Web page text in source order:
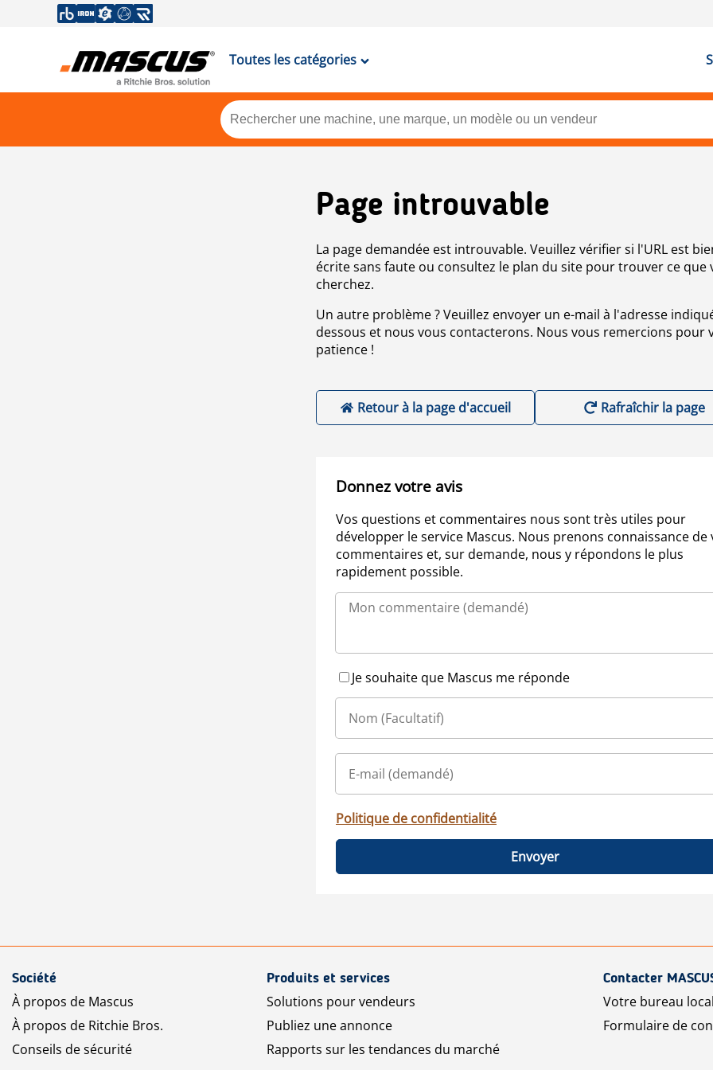
Toutes les catégories
Page introuvable
La page demandée est introuvable. Veuillez vérifier si l'URL est
écrite sans faute ou consultez le plan du site pour trouver ce que
cherchez.
Un autre problème ? Veuillez envoyer un e-mail à l'adresse
dessous et nous vous contacterons. Nous vous remercions pour
patience !
Retour à la page d'accueil Rafraîchir la page
Donnez votre avis
Vos questions et commentaires nous sont très utiles pour
développer le service Mascus. Nous prenons connaissance de
commentaires et, sur demande, nous y répondons le plus
rapidement possible.
Je souhaite que Mascus me réponde
Politique de confidentialité
Envoyer
Société
À propos de Mascus
À propos de Ritchie Bros.
Conseils de sécurité
Produits et services
Solutions pour vendeurs
Publiez une annonce
Rapports sur les tendances du marché
Contacter
Votre bureau
Formulaire de